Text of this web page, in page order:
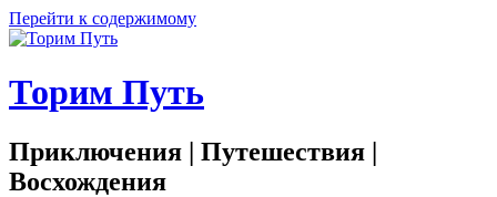
Перейти к содержимому
Торим Путь
Приключения | Путешествия |
Восхождения